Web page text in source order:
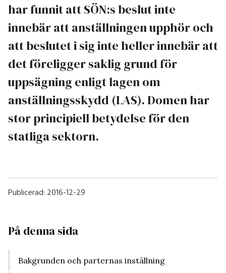
har funnit att SÖN:s beslut inte
innebär att anställningen upphör och
att beslutet i sig inte heller innebär att
det föreligger saklig grund för
uppsägning enligt lagen om
anställningsskydd (LAS). Domen har
stor principiell betydelse för den
statliga sektorn.
Publicerad: 2016-12-29
På denna sida
Bakgrunden och parternas inställning